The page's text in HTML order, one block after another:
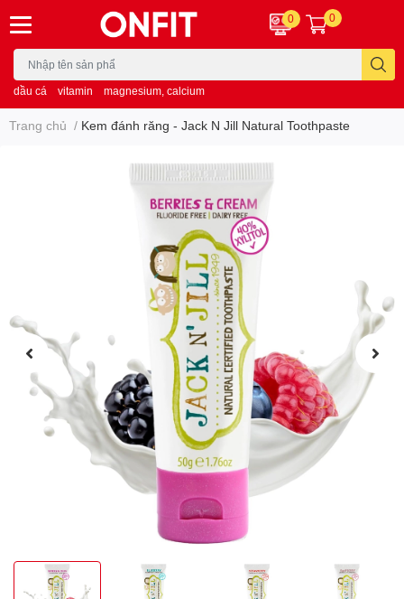
dầu cá vitamin magnesium, calcium
0 0
Trang chủ / Kem đánh răng - Jack N Jill Natural Toothpaste